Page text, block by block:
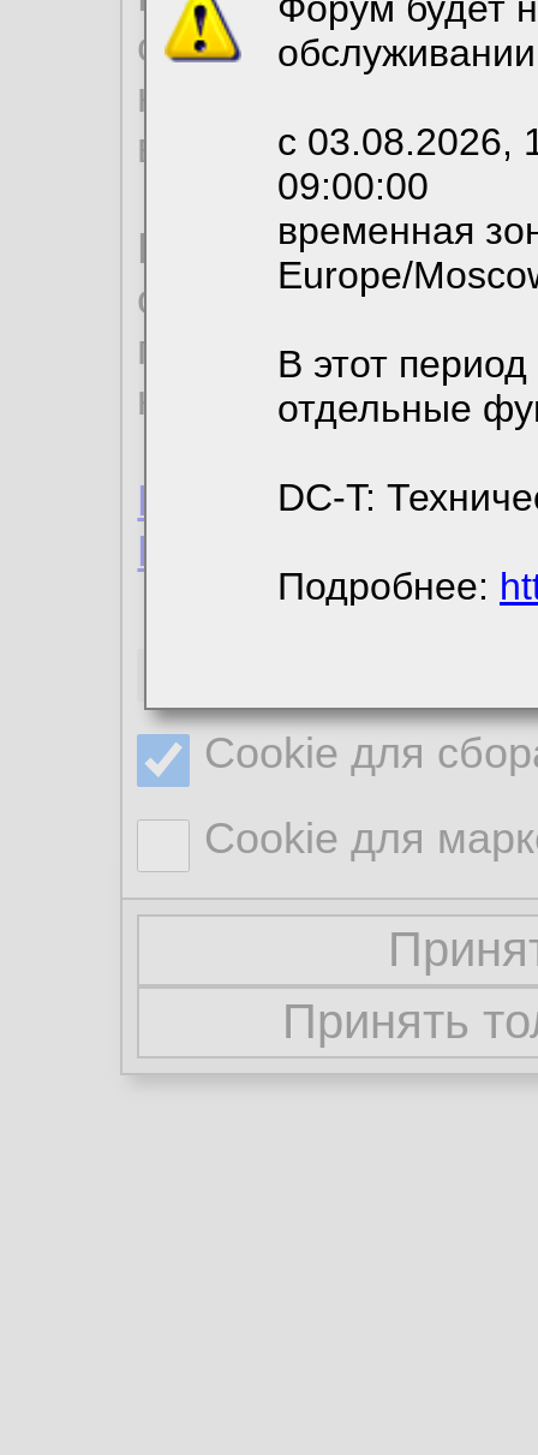
с 03.08.2026,
09:00:00
временная
Europe/
В этот
отдельные
DC-T:
Подробнее:
согласие на
необходимых для
вы можете
По
ознакомиться с
пользовательским
Пользовательское
Политика
Cookie для
Cookie для